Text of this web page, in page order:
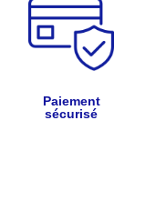
Paiement
sécurisé